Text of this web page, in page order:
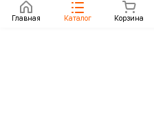
Главная Каталог Корзина